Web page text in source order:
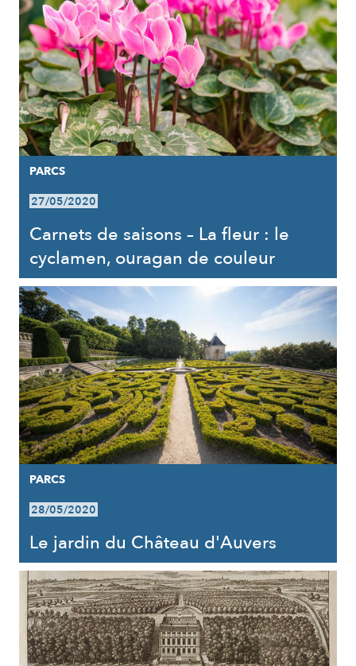
PARCS
27/05/2020
Carnets de saisons – La fleur : le
cyclamen, ouragan de couleur
PARCS
28/05/2020
Le jardin du Château d'Auvers